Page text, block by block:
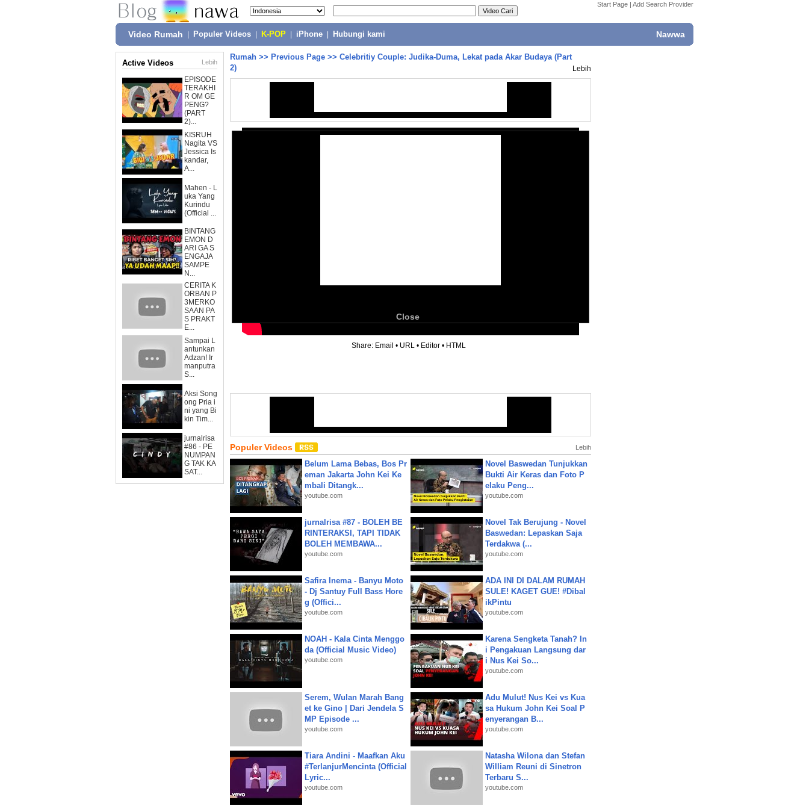
Start Page | Add Search Provider
Video Rumah Populer Videos K-POP iPhone Hubungi kami Nawwa
Active Videos Lebih
EPISODE
TERAKHI
R OM GE
PENG?
(PART
2)...
KISRUH
Nagita VS
Jessica Is
kandar,
A...
Mahen - L
uka Yang
Kurindu
(Official ...
BINTANG
EMON D
ARI GA S
ENGAJA
SAMPE
N...
CERITA K
ORBAN P
3MERKO
SAAN PA
S PRAKT
E...
Sampai L
antunkan
Adzan! Ir
manputra
S...
Aksi Song
ong Pria i
ni yang Bi
kin Tim...
jurnalrisa
#86 - PE
NUMPAN
G TAK KA
SAT...
Rumah >> Previous Page >> Celebritiy Couple: Judika-Duma, Lekat pada Akar Budaya (Part
2)
Lebih
Close
Share: Email • URL • Editor • HTML
Populer Videos Lebih
Belum Lama Bebas, Bos Pr
eman Jakarta John Kei Ke
mbali Ditangk...
youtube.com
Novel Baswedan Tunjukkan
Bukti Air Keras dan Foto P
elaku Peng...
youtube.com
jurnalrisa #87 - BOLEH BE
RINTERAKSI, TAPI TIDAK
BOLEH MEMBAWA...
youtube.com
Novel Tak Berujung - Novel
Baswedan: Lepaskan Saja
Terdakwa (...
youtube.com
Safira Inema - Banyu Moto
- Dj Santuy Full Bass Hore
g (Offici...
youtube.com
ADA INI DI DALAM RUMAH
SULE! KAGET GUE! #Dibal
ikPintu
youtube.com
NOAH - Kala Cinta Menggo
da (Official Music Video)
youtube.com
Karena Sengketa Tanah? In
i Pengakuan Langsung dar
i Nus Kei So...
youtube.com
Serem, Wulan Marah Bang
et ke Gino | Dari Jendela S
MP Episode ...
youtube.com
Adu Mulut! Nus Kei vs Kua
sa Hukum John Kei Soal P
enyerangan B...
youtube.com
Tiara Andini - Maafkan Aku
#TerlanjurMencinta (Official
Lyric...
youtube.com
Natasha Wilona dan Stefan
William Reuni di Sinetron
Terbaru S...
youtube.com